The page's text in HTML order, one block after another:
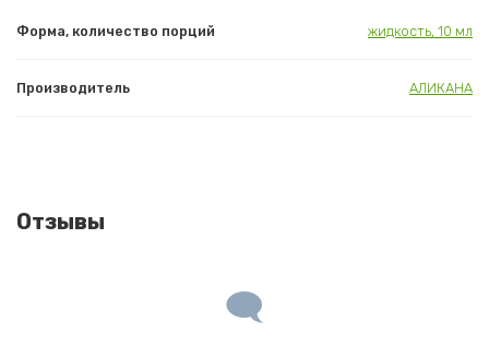
Форма, количество порций жидкость, 10 мл
Производитель АЛИКАНА
Отзывы